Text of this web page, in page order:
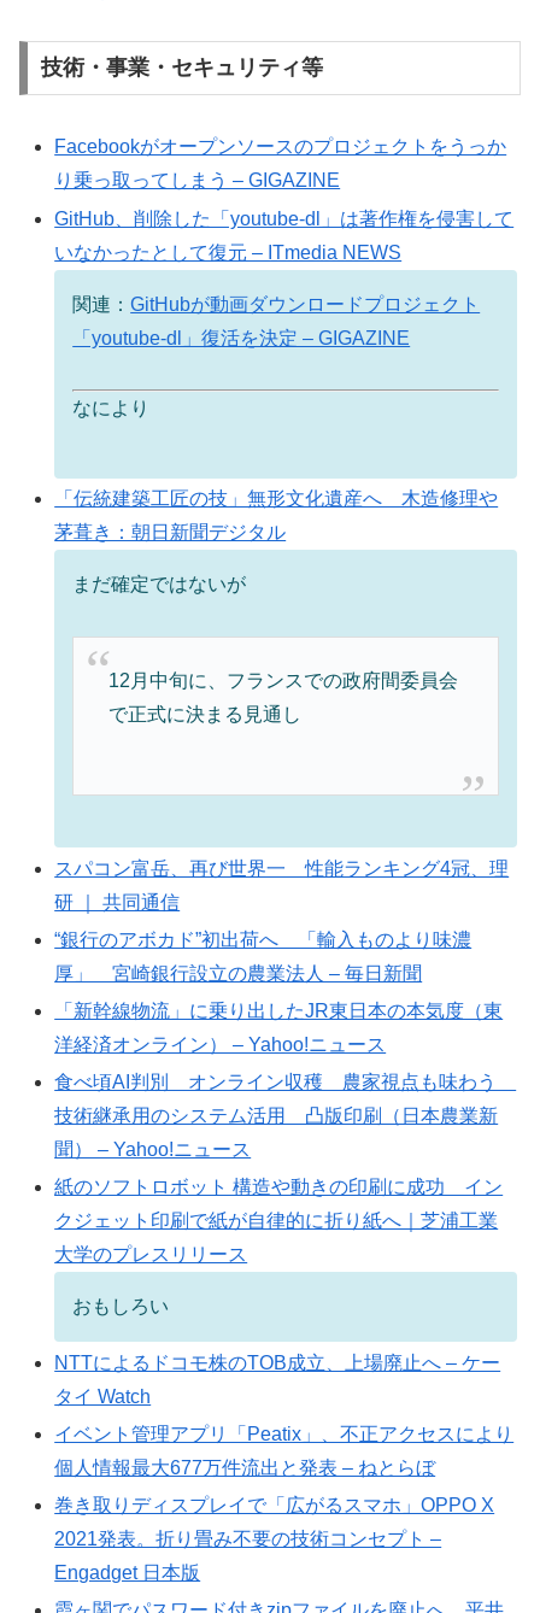
技術・事業・セキュリティ等
Facebookがオープンソースのプロジェクトをうっか
り乗っ取ってしまう – GIGAZINE
GitHub、削除した「youtube-dl」は著作権を侵害して
いなかったとして復元 – ITmedia NEWS
関連：GitHubが動画ダウンロードプロジェクト
「youtube-dl」復活を決定 – GIGAZINE
なにより
「伝統建築工匠の技」無形文化遺産へ 木造修理や
茅葺き：朝日新聞デジタル
まだ確定ではないが
12月中旬に、フランスでの政府間委員会
で正式に決まる見通し
スパコン富岳、再び世界一 性能ランキング4冠、理
研 ｜ 共同通信
“銀行のアボカド”初出荷へ 「輸入ものより味濃
厚」 宮崎銀行設立の農業法人 – 毎日新聞
「新幹線物流」に乗り出したJR東日本の本気度（東
洋経済オンライン） – Yahoo!ニュース
食べ頃AI判別 オンライン収穫 農家視点も味わう
技術継承用のシステム活用 凸版印刷（日本農業新
聞） – Yahoo!ニュース
紙のソフトロボット 構造や動きの印刷に成功 イン
クジェット印刷で紙が自律的に折り紙へ｜芝浦工業
大学のプレスリリース
おもしろい
NTTによるドコモ株のTOB成立、上場廃止へ – ケー
タイ Watch
イベント管理アプリ「Peatix」、不正アクセスにより
個人情報最大677万件流出と発表 – ねとらぼ
巻き取りディスプレイで「広がるスマホ」OPPO X
2021発表。折り畳み不要の技術コンセプト –
Engadget 日本版